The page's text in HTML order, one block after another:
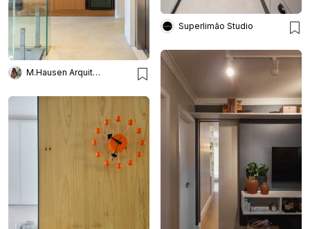
Superlimão Studio
M.Hausen Arquitetura